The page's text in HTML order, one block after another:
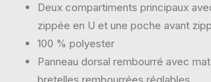
Deux compartiments principaux
zippée en U et une poche avant
100 % polyester
Panneau dorsal rembourré avec